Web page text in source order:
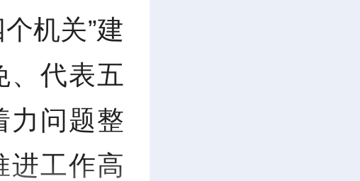
机关”建
、代表五
力问题整
进工作高